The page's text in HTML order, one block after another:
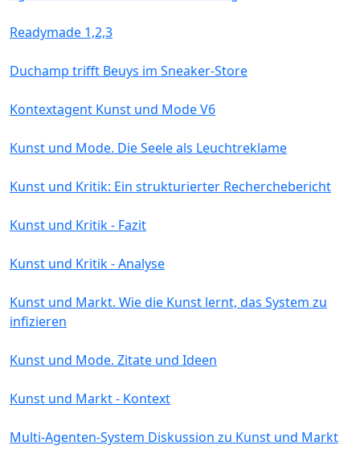
Readymade 1,2,3
Duchamp trifft Beuys im Sneaker-Store
Kontextagent Kunst und Mode V6
Kunst und Mode. Die Seele als Leuchtreklame
Kunst und Kritik: Ein strukturierter Recherchebericht
Kunst und Kritik - Fazit
Kunst und Kritik - Analyse
Kunst und Markt. Wie die Kunst lernt, das System zu
infizieren
Kunst und Mode. Zitate und Ideen
Kunst und Markt - Kontext
Multi-Agenten-System Diskussion zu Kunst und Markt